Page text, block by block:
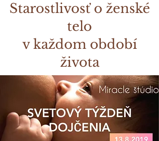
Starostlivosť o ženské
telo
v každom období
života